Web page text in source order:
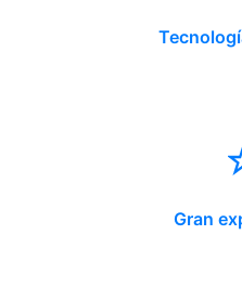
Gran